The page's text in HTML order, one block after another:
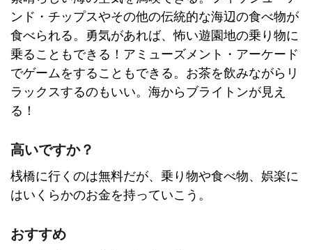
ンド・チップスやその他の伝統的な海辺の食べ物が
食べられる。勇気があれば、怖い遊園地の乗り物に
乗ることもできる！アミューズメント・アーケード
でゲームをすることもできる。お茶を飲みながらリ
ラックスするのもいい。海からブライトンが見え
る！
高いですか？
桟橋に行くのは無料だが、乗り物や食べ物、娯楽に
はいくらかのお金を持っていこう。
おすすめ